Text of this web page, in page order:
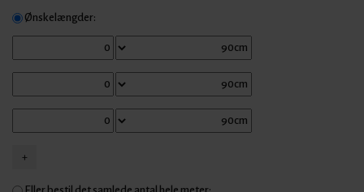
Ønskelængder: